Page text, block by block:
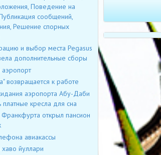
Поведение на
сообщений,
Решение спорных
и выбор места Pegasus
дополнительные сборы
аэропорт
возвращается к работе
аэропорта Абу-Даби
платные кресла для сна
открыл пансион
авиакассы
хаво йуллари